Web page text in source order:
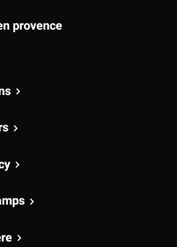
provence